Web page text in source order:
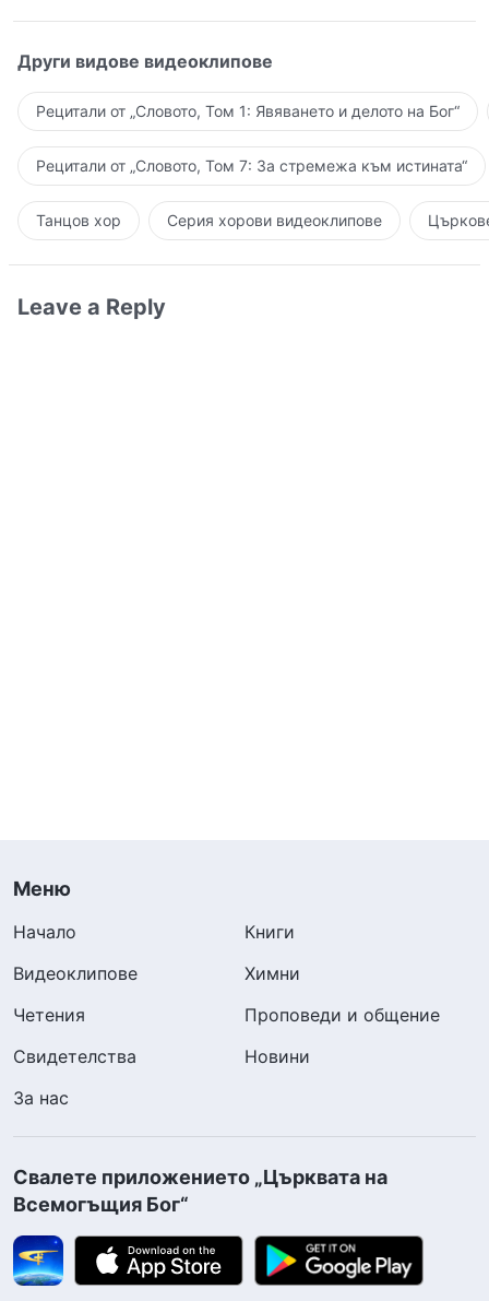
Други видове видеоклипове
Рецитали от „Словото, Том 1: Явяването и делото на Бог“
Рецитали от „Словото, Том 7: За стремежа към истината“
Танцов хор Серия хорови видеоклипове
Leave a Reply
Меню
Начало
Книги
Видеоклипове
Химни
Четения
Проповеди и общение
Свидетелства
Новини
За нас
Свалете приложението „Църквата на
Всемогъщия Бог“